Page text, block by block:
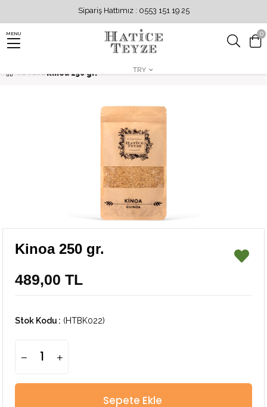
Sipariş Hattımız : 0553 151 19 25
MENU
TRY
0
Kinoa 250 gr.
Kinoa 250 gr.
489,00 TL
(HTBK022)
Stok Kodu